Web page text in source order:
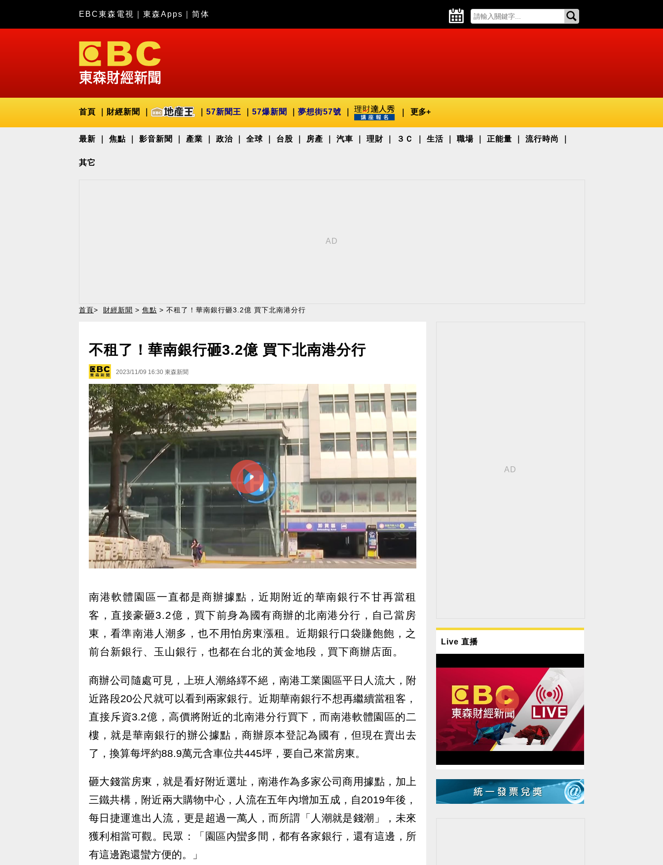
EBC東森電視 東森Apps 简体
首頁 財經新聞 57新聞王 57爆新聞 夢想街57號 更多+
最新 焦點 影音新聞 產業 政治 全球 台股 房產 汽車 理財 ３Ｃ 生活 職場 正能量 流行時尚
其它
首頁> 財經新聞 > 焦點 > 不租了！華南銀行砸3.2億 買下北南港分行
不租了！華南銀行砸3.2億 買下北南港分行
2023/11/09 16:30東森新聞
南港軟體園區一直都是商辦據點，近期附近的華南銀行不甘再當租
客，直接豪砸3.2億，買下前身為國有商辦的北南港分行，自己當房
東，看準南港人潮多，也不用怕房東漲租。近期銀行口袋賺飽飽，之
前台新銀行、玉山銀行，也都在台北的黃金地段，買下商辦店面。
商辦公司隨處可見，上班人潮絡繹不絕，南港工業園區平日人流大，附
近路段20公尺就可以看到兩家銀行。近期華南銀行不想再繼續當租客，
直接斥資3.2億，高價將附近的北南港分行買下，而南港軟體園區的二
樓，就是華南銀行的辦公據點，商辦原本登記為國有，但現在賣出去
了，換算每坪約88.9萬元含車位共445坪，要自己來當房東。
砸大錢當房東，就是看好附近選址，南港作為多家公司商用據點，加上
三鐵共構，附近兩大購物中心，人流在五年內增加五成，自2019年後，
每日捷運進出人流，更是超過一萬人，而所謂「人潮就是錢潮」，未來
獲利相當可觀。民眾：「園區內蠻多間，都有各家銀行，還有這邊，所
有這邊跑還蠻方便的。」
Live 直播